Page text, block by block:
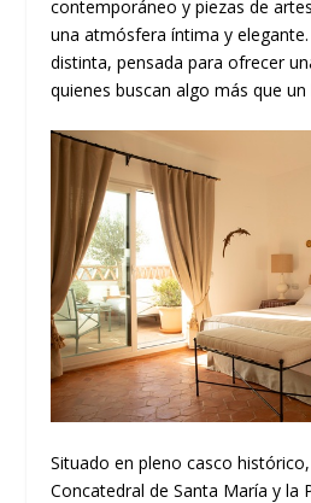
contemporáneo y piezas de
una atmósfera íntima y
distinta, pensada para ofrecer
quienes buscan algo más que
Situado en pleno casco
Concatedral de Santa María y la